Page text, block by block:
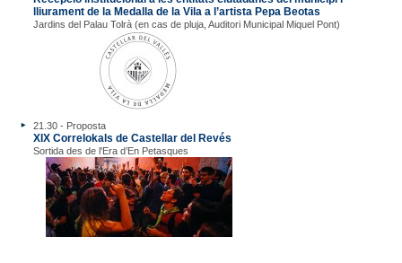
lliurament de la Medalla de la Vila a l’artista Pepa Beotas
Jardins del Palau Tolrà (en cas de pluja, Auditori Municipal Miquel Pont)
21.30 - Proposta
XIX Correlokals de Castellar del Revés
Sortida des de l'Era d’En Petasques